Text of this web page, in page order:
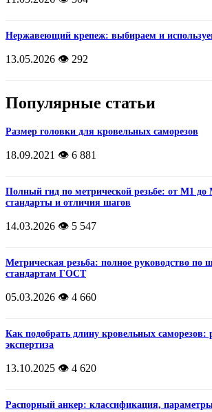
Нержавеющий крепеж: выбираем и
13.05.2026 👁️ 292
Популярные статьи
Размер головки для кровельных саморезов
18.09.2021 👁️ 6 881
Полный гид по метрической резьбе: от М1
стандарты и отличия шагов
14.03.2026 👁️ 5 547
Метрическая резьба: полное руководство по
стандартам ГОСТ
05.03.2026 👁️ 4 660
Как подобрать длину кровельных саморезов:
экспертиза
13.10.2025 👁️ 4 620
Распорный анкер: классификация,